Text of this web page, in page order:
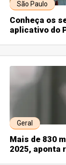
São Paulo
Conheça os
aplicativo do
Geral
Mais de 830
2025, aponta